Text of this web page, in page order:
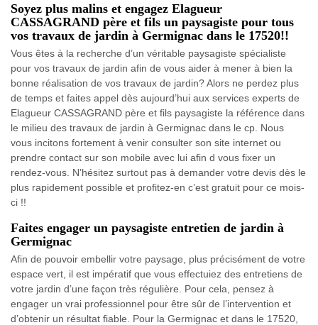
Soyez plus malins et engagez Elagueur
CASSAGRAND père et fils un paysagiste pour tous
vos travaux de jardin à Germignac dans le 17520!!
Vous êtes à la recherche d’un véritable paysagiste spécialiste
pour vos travaux de jardin afin de vous aider à mener à bien la
bonne réalisation de vos travaux de jardin? Alors ne perdez plus
de temps et faites appel dès aujourd’hui aux services experts de
Elagueur CASSAGRAND père et fils paysagiste la référence dans
le milieu des travaux de jardin à Germignac dans le cp. Nous
vous incitons fortement à venir consulter son site internet ou
prendre contact sur son mobile avec lui afin d vous fixer un
rendez-vous. N’hésitez surtout pas à demander votre devis dès le
plus rapidement possible et profitez-en c’est gratuit pour ce mois-
ci !!
Faites engager un paysagiste entretien de jardin à
Germignac
Afin de pouvoir embellir votre paysage, plus précisément de votre
espace vert, il est impératif que vous effectuiez des entretiens de
votre jardin d’une façon très régulière. Pour cela, pensez à
engager un vrai professionnel pour être sûr de l’intervention et
d’obtenir un résultat fiable. Pour la Germignac et dans le 17520,